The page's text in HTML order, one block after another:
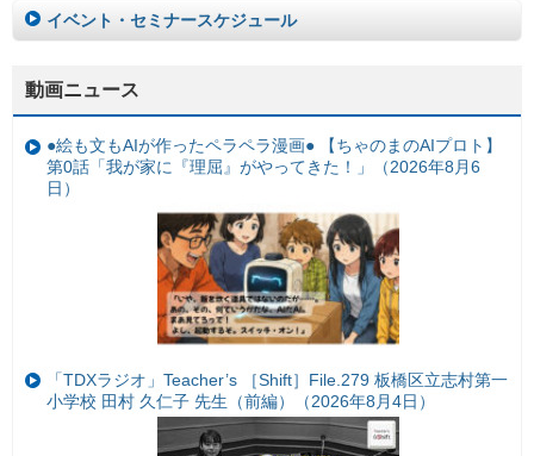
イベント・セミナースケジュール
動画ニュース
●絵も文もAIが作ったペラペラ漫画● 【ちゃのまのAIプロト】
第0話「我が家に『理屈』がやってきた！」（2026年8月6
日）
「TDXラジオ」Teacher’s ［Shift］File.279 板橋区立志村第一
小学校 田村 久仁子 先生（前編）（2026年8月4日）